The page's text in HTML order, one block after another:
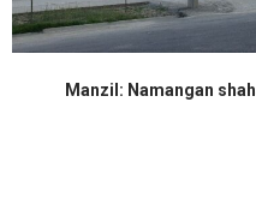
Manzil: Namangan